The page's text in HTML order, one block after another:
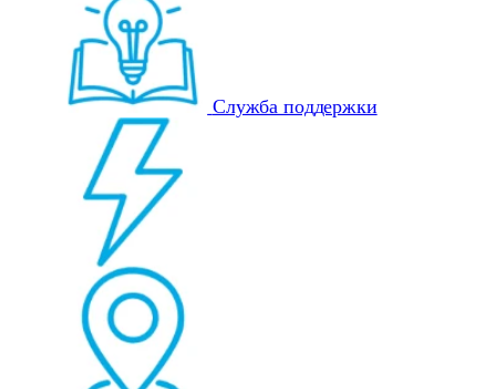
Служба поддержки